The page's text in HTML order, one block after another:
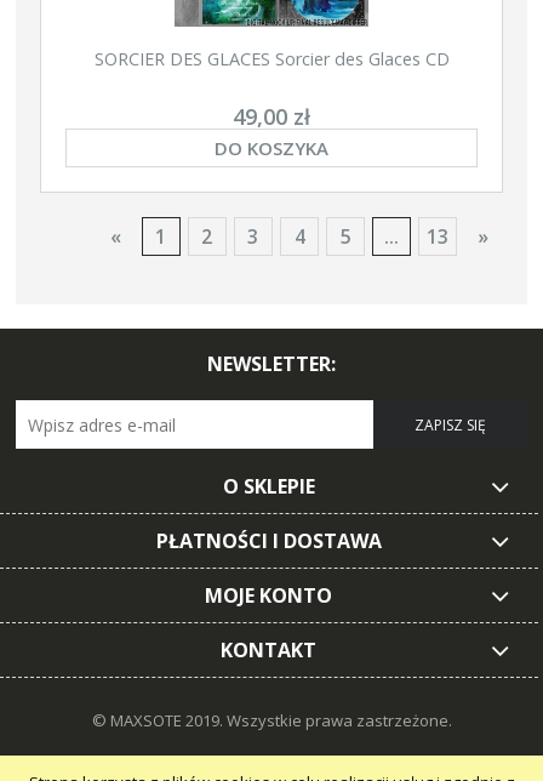
SORCIER DES GLACES Sorcier des Glaces CD
49,00 zł
DO KOSZYKA
« 1 2 3 4 5 ... 13 »
NEWSLETTER:
ZAPISZ SIĘ
O SKLEPIE
PŁATNOŚCI I DOSTAWA
MOJE KONTO
KONTAKT
© MAXSOTE 2019. Wszystkie prawa zastrzeżone.